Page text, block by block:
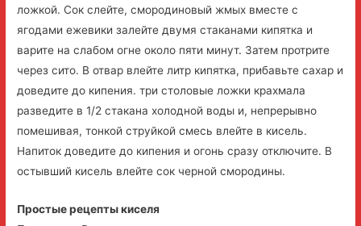
ложкой. Сок слейте, смородиновый жмых вместе с
ягодами ежевики залейте двумя стаканами кипятка и
варите на слабом огне около пяти минут. Затем протрите
через сито. В отвар влейте литр кипятка, прибавьте сахар и
доведите до кипения. три столовые ложки крахмала
разведите в 1/2 стакана холодной воды и, непрерывно
помешивая, тонкой струйкой смесь влейте в кисель.
Напиток доведите до кипения и огонь сразу отключите. В
остывший кисель влейте сок черной смородины.
Простые рецепты киселя